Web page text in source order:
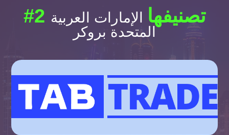
#2 تصنيفها
الإمارات العربية
المتحدة بروكر